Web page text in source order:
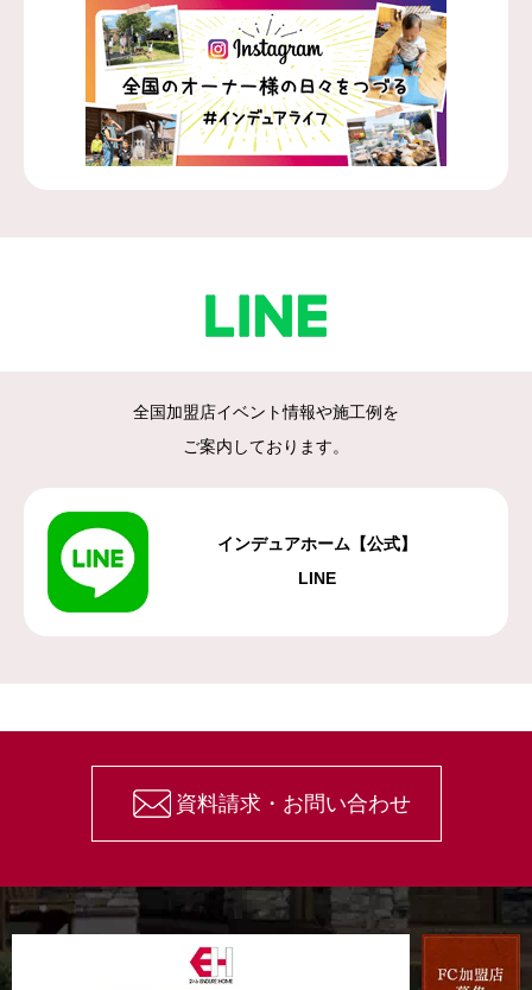
全国加盟店イベント情報や施工例を
ご案内しております。
インデュアホーム【公式】
LINE
資料請求・お問い合わせ